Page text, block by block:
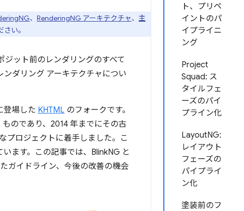
ト、プリペ
イントのパ
イプライニ
ング
Project
Squad: ス
タイルフェ
ーズのパイ
プライン化
LayoutNG:
レイアウト
フェーズの
パイプライ
ン化
塗装前のフ
、 RenderingNG アーキテクチャ、 主
い。
ジット前のレンダリングのすべて
ンダリング アーキテクチャについ
登場した KHTML のフォークです。
のであり、2014 年までにその古
プロジェクトに着手しました。こ
ます。この記事では、BlinkNG と
ガイドライン、今後の改善の機会